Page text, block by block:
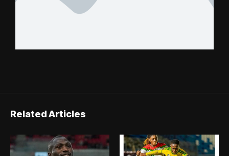
Related Articles